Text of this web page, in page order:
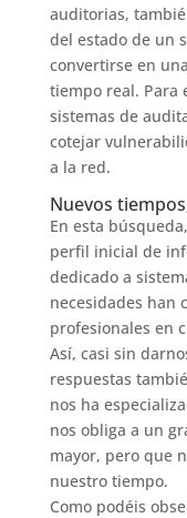
auditorias,
del estado de un
convertirse en
tiempo real. Para
sistemas de
cotejar
a la red.
Nuevos
En esta
perfil inicial de
dedicado a
necesidades han
profesionales en
Así, casi sin
respuestas
nos ha
nos obliga a un
mayor, pero que
nuestro tiempo.
Como podéis